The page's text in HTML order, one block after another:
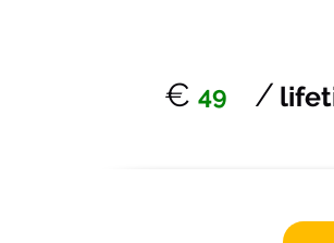
€ 49 /